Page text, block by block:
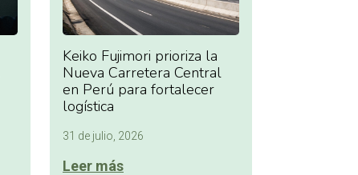
Keiko Fujimori prioriza la
Nueva Carretera Central
en Perú para fortalecer
logística
31 de julio, 2026
Leer más